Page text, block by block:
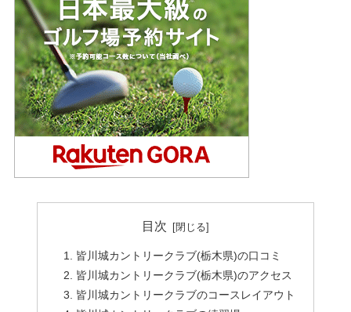
目次
皆川城カントリークラブ(栃木県)の口コミ
皆川城カントリークラブ(栃木県)のアクセス
皆川城カントリークラブのコースレイアウト